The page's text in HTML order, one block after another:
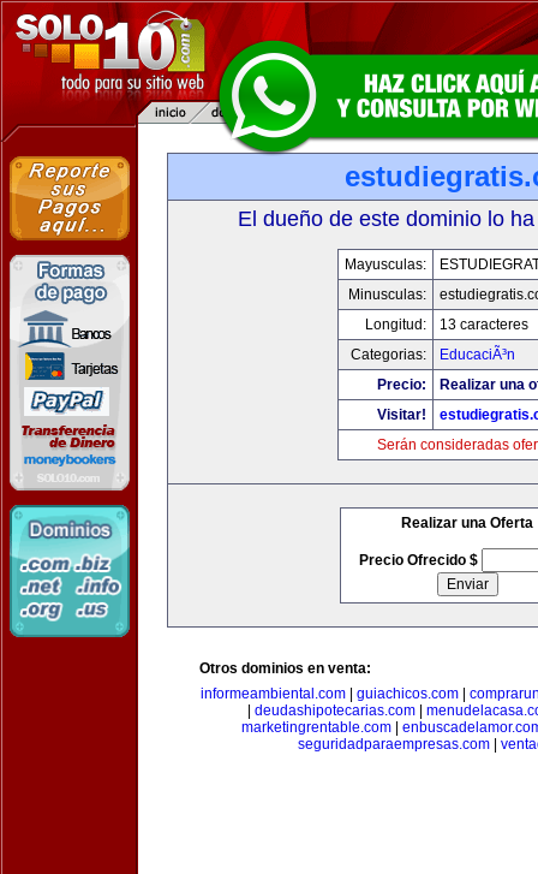
El dueño de este dominio lo
Mayusculas:
Minusculas:
Longitud:
13 caracteres
Categorias:
EducaciÃ³n
Precio:
Realizar una
Visitar!
Serán consideradas
Realizar una Oferta
Precio Ofrecido $
Otros dominios en venta:
informeambiental.com
guiachicos.com
deudashipotecarias.com|
marketingrentable.com|
seguridadparaempresas.com